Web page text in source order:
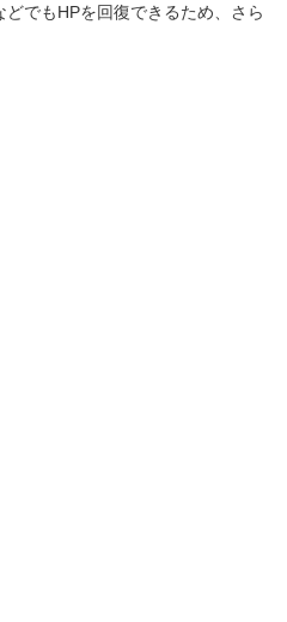
どでもHPを回復できるため、さら